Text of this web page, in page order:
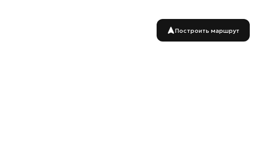
Построить маршрут